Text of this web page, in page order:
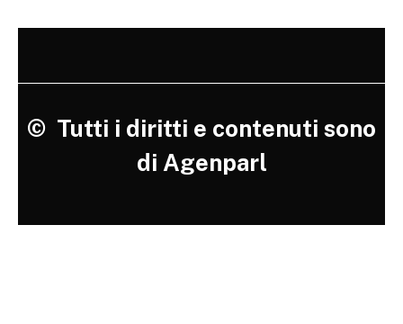
© Tutti i diritti e contenuti sono
di Agenparl